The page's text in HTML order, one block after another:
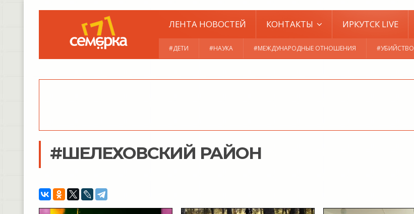
ЛЕНТА НОВОСТЕЙ КОНТАКТЫ ИРКУТСК LIVE
#ДЕТИ #НАУКА #МЕЖДУНАРОДНЫЕ ОТНОШЕНИЯ #УБИЙСТВО
#ШЕЛЕХОВСКИЙ РАЙОН